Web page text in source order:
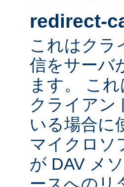
redirect-
これはクラ
信をサーバ
ます。 こ
クライアン
いる場合に
マイクロソ
が DAV メ